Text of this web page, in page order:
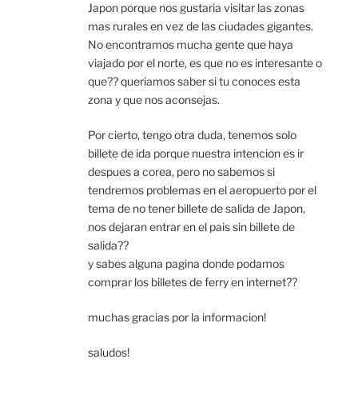
Japon porque nos gustaria visitar las zonas
mas rurales en vez de las ciudades gigantes.
No encontramos mucha gente que haya
viajado por el norte, es que no es interesante o
que?? queriamos saber si tu conoces esta
zona y que nos aconsejas.
Por cierto, tengo otra duda, tenemos solo
billete de ida porque nuestra intencion es ir
despues a corea, pero no sabemos si
tendremos problemas en el aeropuerto por el
tema de no tener billete de salida de Japon,
nos dejaran entrar en el pais sin billete de
salida??
y sabes alguna pagina donde podamos
comprar los billetes de ferry en internet??
muchas gracias por la informacion!
saludos!